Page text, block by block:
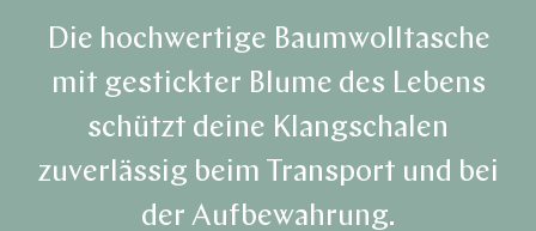
Die hochwertige Baumwolltasche
mit gestickter Blume des Lebens
schützt deine Klangschalen
zuverlässig beim Transport und bei
der Aufbewahrung.